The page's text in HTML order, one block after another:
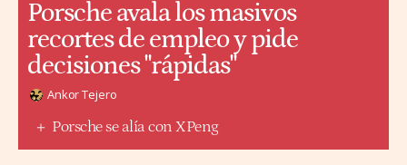
Porsche avala los masivos
recortes de empleo y pide
decisiones "rápidas"
Ankor Tejero
Porsche se alía con XPeng